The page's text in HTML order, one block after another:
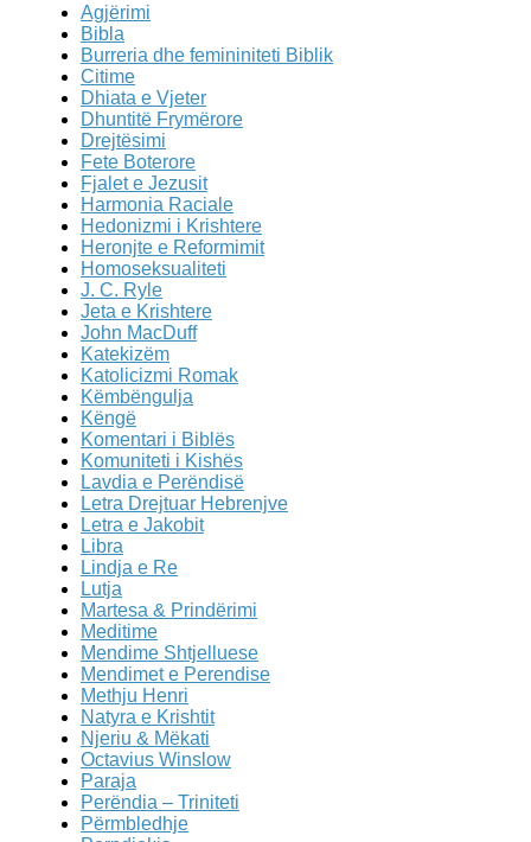
Agjërimi
Bibla
Burreria dhe femininiteti Biblik
Citime
Dhiata e Vjeter
Dhuntitë Frymërore
Drejtësimi
Fete Boterore
Fjalet e Jezusit
Harmonia Raciale
Hedonizmi i Krishtere
Heronjte e Reformimit
Homoseksualiteti
J. C. Ryle
Jeta e Krishtere
John MacDuff
Katekizëm
Katolicizmi Romak
Këmbëngulja
Këngë
Komentari i Biblës
Komuniteti i Kishës
Lavdia e Perëndisë
Letra Drejtuar Hebrenjve
Letra e Jakobit
Libra
Lindja e Re
Lutja
Martesa & Prindërimi
Meditime
Mendime Shtjelluese
Mendimet e Perendise
Methju Henri
Natyra e Krishtit
Njeriu & Mëkati
Octavius Winslow
Paraja
Perëndia – Triniteti
Përmbledhje